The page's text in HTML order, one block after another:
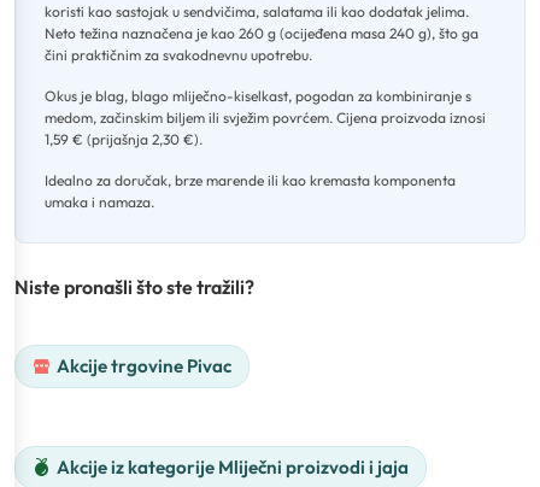
koristi kao sastojak u sendvičima, salatama ili kao dodatak jelima.
Neto težina naznačena je kao 260 g (ocijeđena masa 240 g), što ga
čini praktičnim za svakodnevnu upotrebu.
Okus je blag, blago mliječno-kiselkast, pogodan za kombiniranje s
medom, začinskim biljem ili svježim povrćem. Cijena proizvoda iznosi
1,59 € (prijašnja 2,30 €).
Idealno za doručak, brze marende ili kao kremasta komponenta
umaka i namaza.
Niste pronašli što ste tražili?
Akcije trgovine Pivac
Akcije iz kategorije Mliječni proizvodi i jaja